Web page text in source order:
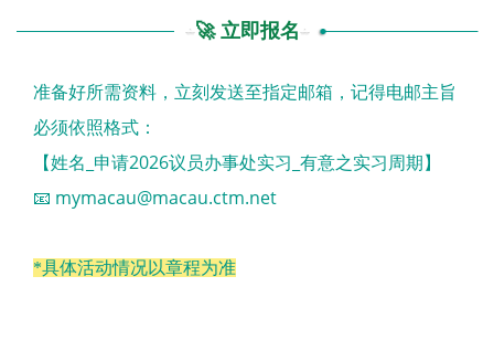
🚀 立即报名
准备好所需资料，立刻发送至指定邮箱，记得电邮主旨
必须依照格式：
【姓名_申请2026议员办事处实习_有意之实习周期】
📧 mymacau@macau.ctm.net
*具体活动情况以章程为准